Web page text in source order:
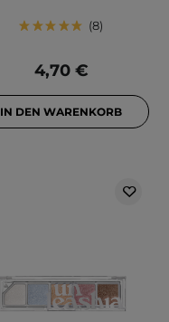
8
4,70 €
IN DEN WARENKORB